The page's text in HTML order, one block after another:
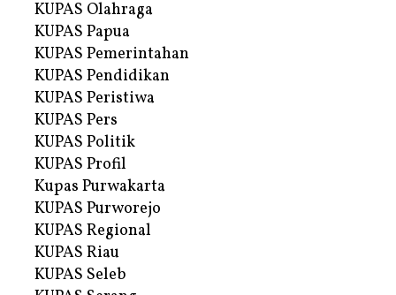
KUPAS Olahraga
KUPAS Papua
KUPAS Pemerintahan
KUPAS Pendidikan
KUPAS Peristiwa
KUPAS Pers
KUPAS Politik
KUPAS Profil
Kupas Purwakarta
KUPAS Purworejo
KUPAS Regional
KUPAS Riau
KUPAS Seleb